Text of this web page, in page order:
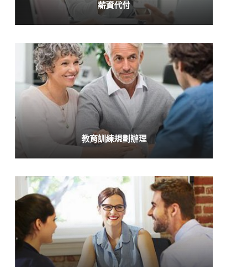
薪資代付
教育訓練規劃辦理